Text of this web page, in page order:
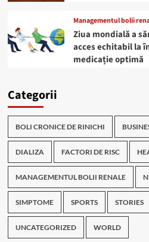
Managementul bolii
Ziua mondială a
acces echitabil la
medicație optimă
Categorii
BOLI CRONICE DE RINICHI
DIALIZA FACTORI DE RISC
MANAGEMENTUL BOLII RENALE
SIMPTOME SPORTS STORIES
UNCATEGORIZED WORLD